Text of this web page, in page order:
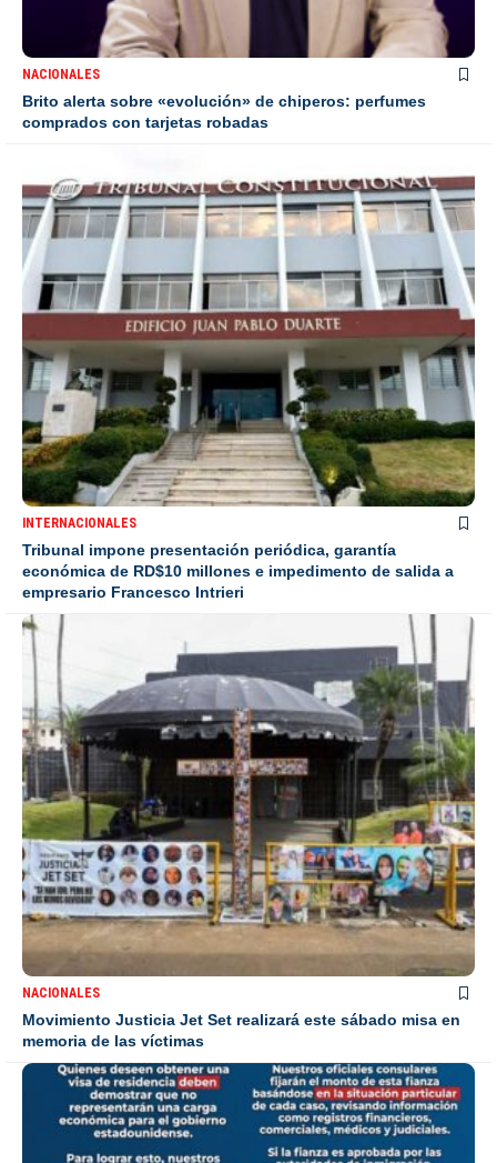
NACIONALES
Brito alerta sobre «evolución» de chiperos: perfumes
comprados con tarjetas robadas
INTERNACIONALES
Tribunal impone presentación periódica, garantía
económica de RD$10 millones e impedimento de salida a
empresario Francesco Intrieri
NACIONALES
Movimiento Justicia Jet Set realizará este sábado misa en
memoria de las víctimas